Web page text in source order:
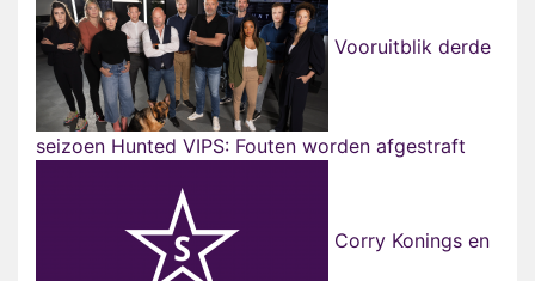
Vooruitblik derde
seizoen Hunted VIPS: Fouten worden afgestraft
Corry Konings en